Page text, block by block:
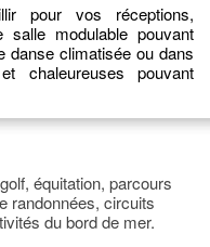
pour vos réceptions,
modulable pouvant
danse climatisée ou dans
chaleureuses pouvant
équitation, parcours
randonnées, circuits
du bord de mer.